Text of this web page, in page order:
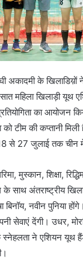
अकादमी के
महिला खिलाड़ी यूथ
का आयोजन
टीम की कप्तानी
से 27 जुलाई तक चीन में
मुस्कान, शिक्षा,
के साथ अंतराष्ट्रीय
नवीन पुनिया
सेवाएं देंगी। उधर,
ने एशियन यूथ